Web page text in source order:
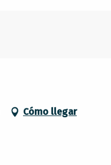
Cómo llegar